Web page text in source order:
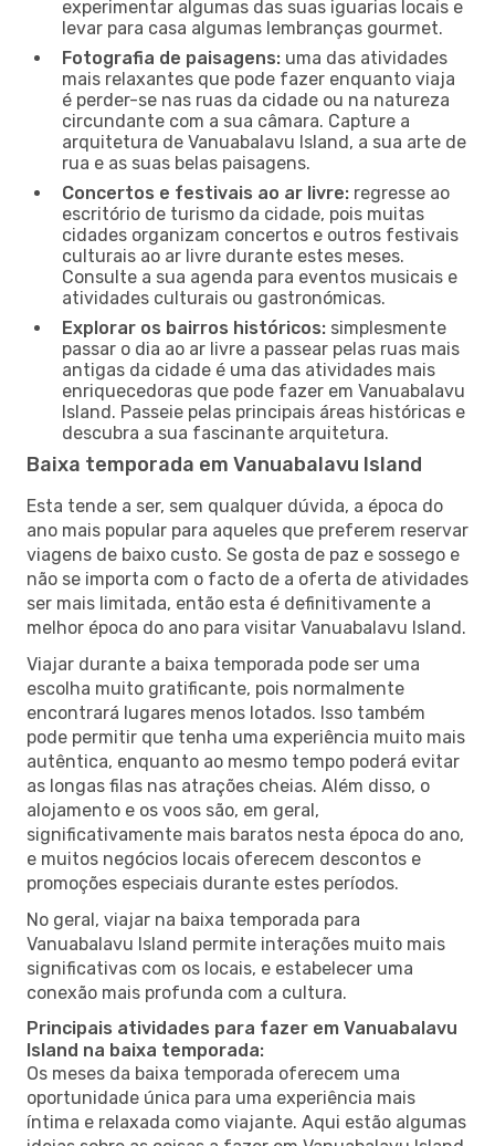
experimentar algumas das suas iguarias locais e
levar para casa algumas lembranças gourmet.
Fotografia de paisagens: uma das atividades
mais relaxantes que pode fazer enquanto viaja
é perder-se nas ruas da cidade ou na natureza
circundante com a sua câmara. Capture a
arquitetura de Vanuabalavu Island, a sua arte de
rua e as suas belas paisagens.
Concertos e festivais ao ar livre: regresse ao
escritório de turismo da cidade, pois muitas
cidades organizam concertos e outros festivais
culturais ao ar livre durante estes meses.
Consulte a sua agenda para eventos musicais e
atividades culturais ou gastronómicas.
Explorar os bairros históricos: simplesmente
passar o dia ao ar livre a passear pelas ruas mais
antigas da cidade é uma das atividades mais
enriquecedoras que pode fazer em Vanuabalavu
Island. Passeie pelas principais áreas históricas e
descubra a sua fascinante arquitetura.
Baixa temporada em Vanuabalavu Island
Esta tende a ser, sem qualquer dúvida, a época do
ano mais popular para aqueles que preferem reservar
viagens de baixo custo. Se gosta de paz e sossego e
não se importa com o facto de a oferta de atividades
ser mais limitada, então esta é definitivamente a
melhor época do ano para visitar Vanuabalavu Island.
Viajar durante a baixa temporada pode ser uma
escolha muito gratificante, pois normalmente
encontrará lugares menos lotados. Isso também
pode permitir que tenha uma experiência muito mais
autêntica, enquanto ao mesmo tempo poderá evitar
as longas filas nas atrações cheias. Além disso, o
alojamento e os voos são, em geral,
significativamente mais baratos nesta época do ano,
e muitos negócios locais oferecem descontos e
promoções especiais durante estes períodos.
No geral, viajar na baixa temporada para
Vanuabalavu Island permite interações muito mais
significativas com os locais, e estabelecer uma
conexão mais profunda com a cultura.
Principais atividades para fazer em Vanuabalavu
Island na baixa temporada:
Os meses da baixa temporada oferecem uma
oportunidade única para uma experiência mais
íntima e relaxada como viajante. Aqui estão algumas